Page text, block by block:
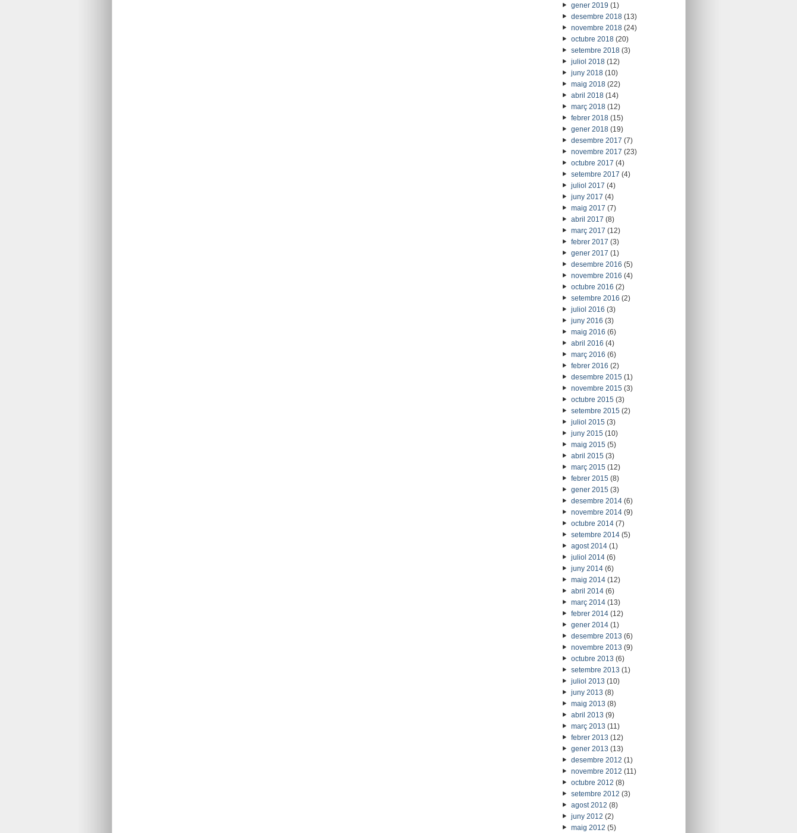
gener 2019 (1)
desembre 2018(13)
novembre 2018(24)
octubre 2018(20)
setembre 2018(3)
juliol 2018(12)
juny 2018(10)
maig 2018(22)
abril 2018(14)
març 2018(12)
febrer 2018(15)
gener 2018(19)
desembre 2017 (7)
novembre 2017 (23)
octubre 2017 (4)
setembre 2017 (4)
juliol 2017 (4)
juny 2017 (4)
maig 2017 (7)
abril 2017 (8)
març 2017 (12)
febrer 2017 (3)
gener 2017 (1)
desembre 2016 (5)
novembre 2016 (4)
octubre 2016 (2)
setembre 2016 (2)
juliol 2016 (3)
juny 2016 (3)
maig 2016 (6)
abril 2016 (4)
març 2016 (6)
febrer 2016 (2)
desembre 2015(1)
novembre 2015(3)
octubre 2015(3)
setembre 2015(2)
juliol 2015(3)
juny 2015(10)
maig 2015(5)
abril 2015(3)
març 2015(12)
febrer 2015(8)
gener 2015(3)
desembre 2014(6)
novembre 2014(9)
octubre 2014(7)
setembre 2014(5)
agost 2014(1)
juliol 2014(6)
juny 2014(6)
maig 2014(12)
abril 2014(6)
març 2014(13)
febrer 2014(12)
gener 2014(1)
desembre 2013 (6)
novembre 2013 (9)
octubre 2013 (6)
setembre 2013 (1)
juliol 2013 (10)
juny 2013 (8)
maig 2013 (8)
abril 2013 (9)
març 2013 (11)
febrer 2013 (12)
gener 2013 (13)
desembre 2012 (1)
novembre 2012 (11)
octubre 2012 (8)
setembre 2012 (3)
agost 2012 (8)
juny 2012 (2)
maig 2012 (5)